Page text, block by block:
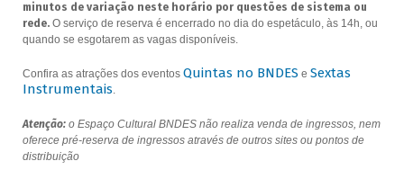
minutos de variação neste horário por questões de sistema ou
rede.O serviço de reserva é encerrado no dia do espetáculo, às 14h, ou
quando se esgotarem as vagas disponíveis.
Confira as atrações dos eventos Quintas no BNDES e Sextas
Instrumentais.
Atenção:o Espaço Cultural BNDES não realiza venda de ingressos, nem
oferece pré-reserva de ingressos através de outros sites ou pontos de
distribuição